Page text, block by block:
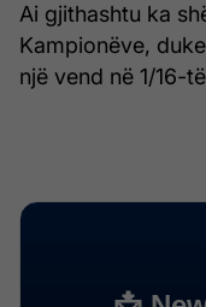
Ai gjithashtu ka
Kampionëve,
një vend në 1/16-